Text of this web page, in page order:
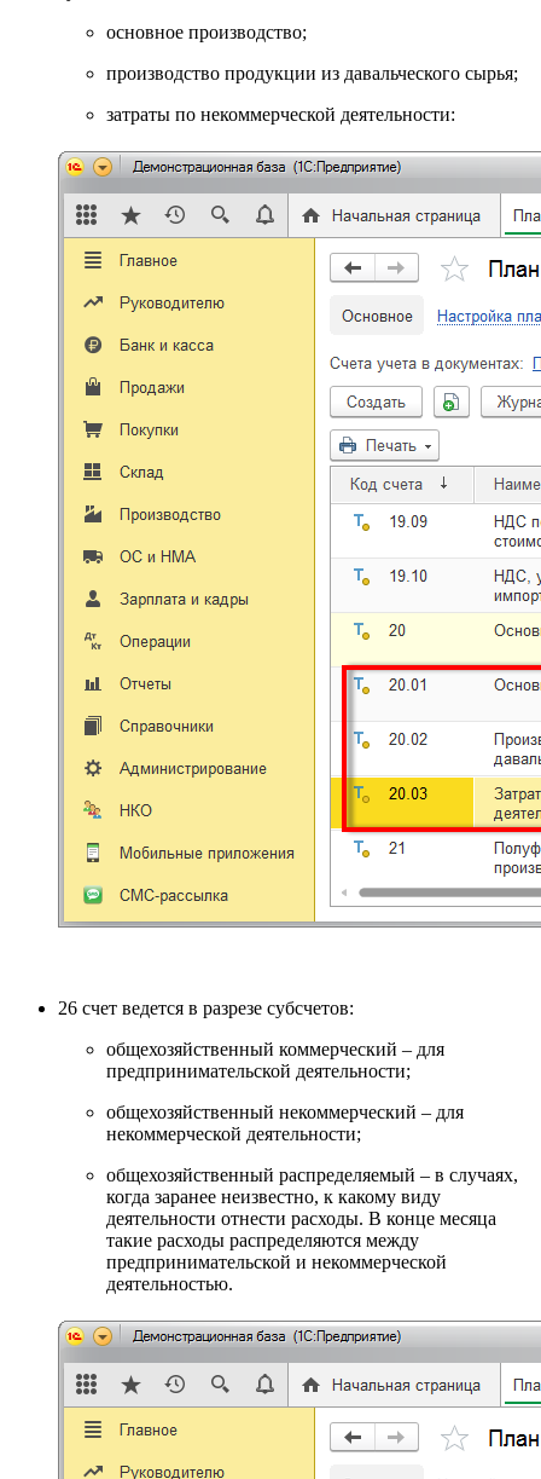
основное производство;
производство продукции из давальческого сырья;
затраты по некоммерческой деятельности:
26 счет ведется в разрезе субсчетов:
общехозяйственный коммерческий – для
предпринимательской деятельности;
общехозяйственный некоммерческий – для
некоммерческой деятельности;
общехозяйственный распределяемый – в случаях,
когда заранее неизвестно, к какому виду
деятельности отнести расходы. В конце месяца
такие расходы распределяются между
предпринимательской и некоммерческой
деятельностью.